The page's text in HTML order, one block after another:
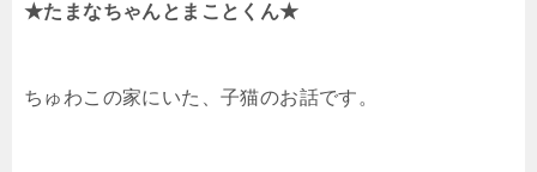
★たまなちゃんとまことくん★
ちゅわこの家にいた、子猫のお話です。